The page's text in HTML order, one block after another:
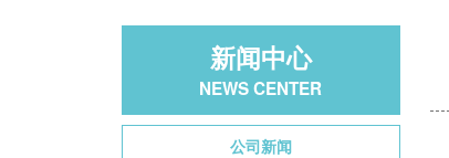
新闻中心
NEWS CENTER
公司新闻